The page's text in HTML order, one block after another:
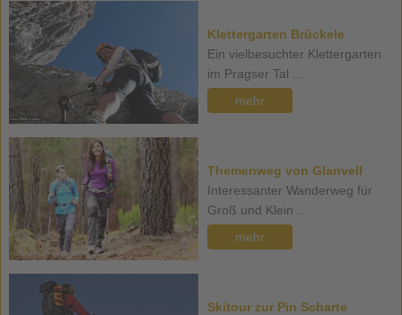
Klettergarten Brückele
Ein vielbesuchter Klettergarten
im Pragser Tal ...
mehr
Themenweg von Glanvell
Interessanter Wanderweg für
Groß und Klein ...
mehr
Skitour zur Pin Scharte